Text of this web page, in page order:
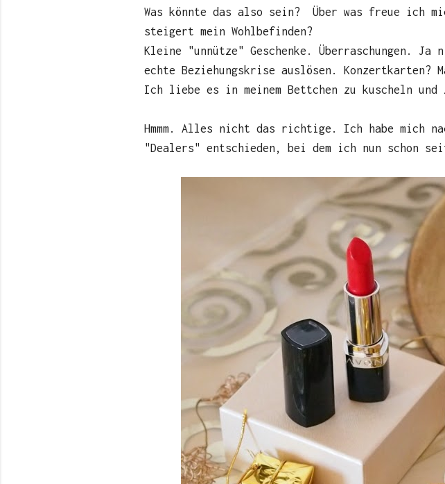
Was könnte das also sein? Über was freue ich
steigert mein Wohlbefinden?
Kleine "unnütze" Geschenke. Überraschungen.
echte Beziehungskrise auslösen. Konzertkarten?
Ich liebe es in meinem Bettchen zu kuscheln und
Hmmm. Alles nicht das richtige. Ich habe mich
"Dealers" entschieden, bei dem ich nun schon